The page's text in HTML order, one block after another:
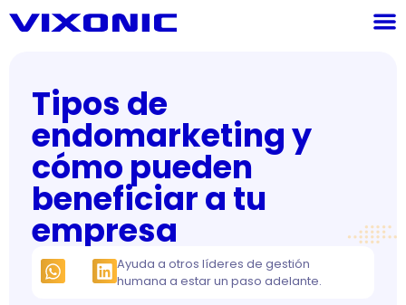
Tipos de
endomarketing y
cómo pueden
beneficiar a tu
empresa
Ayuda a otros líderes de gestión
humana a estar un paso adelante.